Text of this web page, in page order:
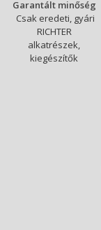
Garantált minőség
Csak eredeti, gyári
RICHTER
alkatrészek,
kiegészítők